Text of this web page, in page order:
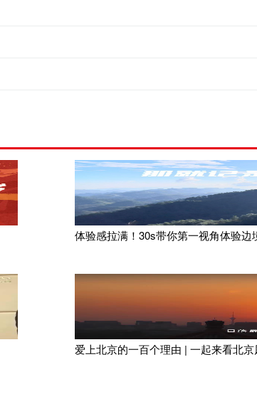
体验感拉满！30s带你第一视角体验边
爱上北京的一百个理由 | 一起来看北